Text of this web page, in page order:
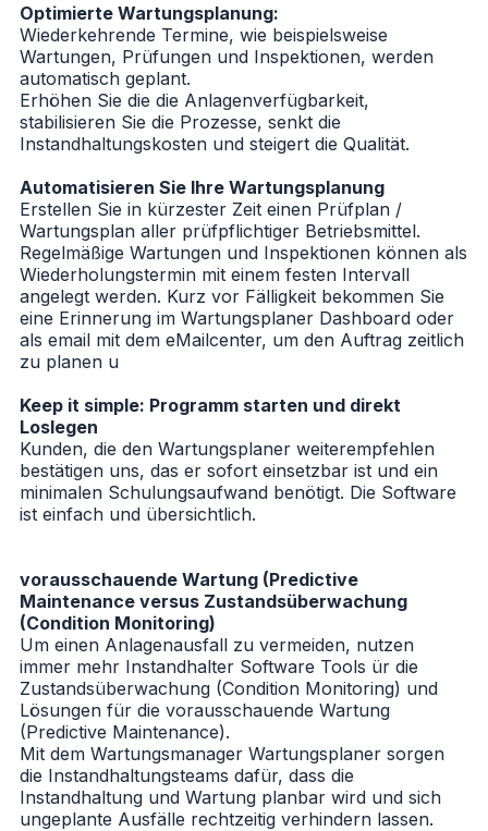
Optimierte Wartungsplanung:
Wiederkehrende Termine, wie beispielsweise
Wartungen, Prüfungen und Inspektionen, werden
automatisch geplant.
Erhöhen Sie die die Anlagenverfügbarkeit,
stabilisieren Sie die Prozesse, senkt die
Instandhaltungskosten und steigert die Qualität.
Automatisieren Sie Ihre Wartungsplanung
Erstellen Sie in kürzester Zeit einen Prüfplan /
Wartungsplan aller prüfpflichtiger Betriebsmittel.
Regelmäßige Wartungen und Inspektionen können als
Wiederholungstermin mit einem festen Intervall
angelegt werden. Kurz vor Fälligkeit bekommen Sie
eine Erinnerung im Wartungsplaner Dashboard oder
als email mit dem eMailcenter, um den Auftrag zeitlich
zu planen u
Keep it simple: Programm starten und direkt
Loslegen
Kunden, die den Wartungsplaner weiterempfehlen
bestätigen uns, das er sofort einsetzbar ist und ein
minimalen Schulungsaufwand benötigt. Die Software
ist einfach und übersichtlich.
vorausschauende Wartung (Predictive
Maintenance versus Zustandsüberwachung
(Condition Monitoring)
Um einen Anlagenausfall zu vermeiden, nutzen
immer mehr Instandhalter Software Tools ür die
Zustandsüberwachung (Condition Monitoring) und
Lösungen für die vorausschauende Wartung
(Predictive Maintenance).
Mit dem Wartungsmanager Wartungsplaner sorgen
die Instandhaltungsteams dafür, dass die
Instandhaltung und Wartung planbar wird und sich
ungeplante Ausfälle rechtzeitig verhindern lassen.